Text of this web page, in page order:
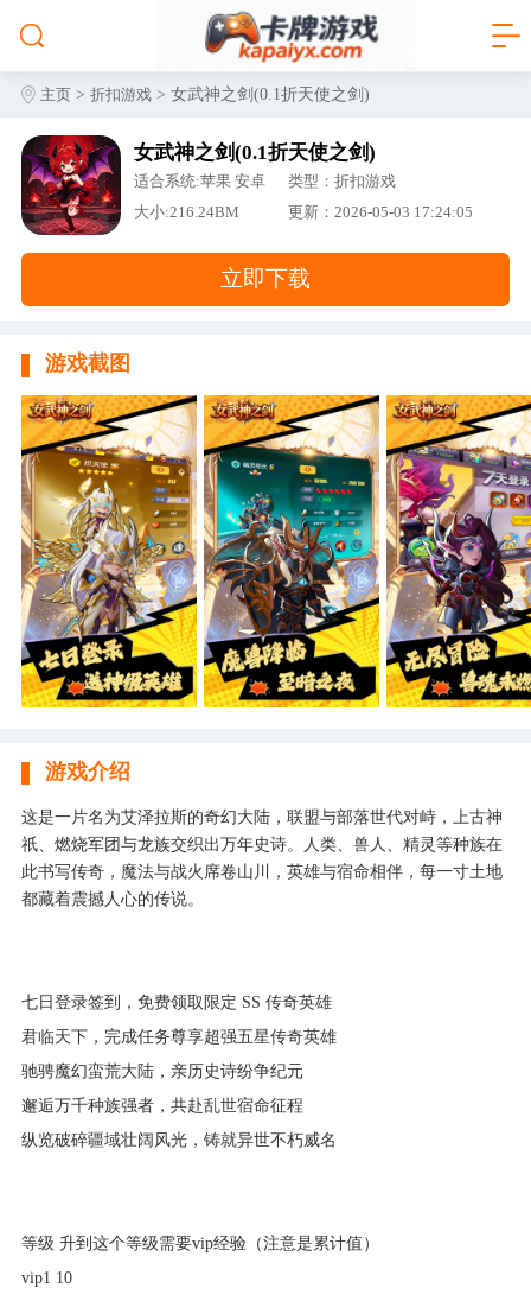
主页 >折扣游戏 > 女武神之剑(0.1折天使之剑)
女武神之剑(0.1折天使之剑)
适合系统:苹果 安卓
类型：折扣游戏
大小:216.24BM
更新：2026-05-03 17:24:05
立即下载
游戏截图
游戏介绍
这是一片名为艾泽拉斯的奇幻大陆，联盟与部落世代对峙，上古神
祇、燃烧军团与龙族交织出万年史诗。人类、兽人、精灵等种族在
此书写传奇，魔法与战火席卷山川，英雄与宿命相伴，每一寸土地
都藏着震撼人心的传说。
七日登录签到，免费领取限定 SS 传奇英雄
君临天下，完成任务尊享超强五星传奇英雄
驰骋魔幻蛮荒大陆，亲历史诗纷争纪元
邂逅万千种族强者，共赴乱世宿命征程
纵览破碎疆域壮阔风光，铸就异世不朽威名
等级 升到这个等级需要vip经验（注意是累计值）
vip1 10